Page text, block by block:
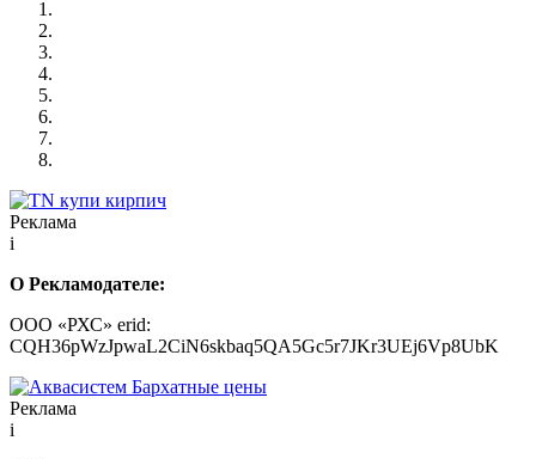
Реклама
i
О Рекламодателе:
ООО «РХС» erid:
CQH36pWzJpwaL2CiN6skbaq5QA5Gc5r7JKr3UEj6Vp8UbK
Реклама
i